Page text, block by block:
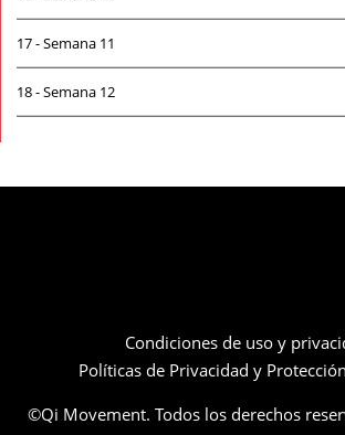
17 -Semana 11
18 -Semana 12
Condiciones de uso y
Políticas de Privacidad y
©Qi Movement. Todos los derechos